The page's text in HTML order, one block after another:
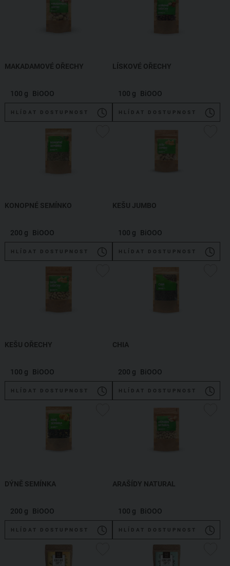
MAKADAMOVÉ OŘECHY
100 g BiOOO
HLÍDAT DOSTUPNOST
LÍSKOVÉ OŘECHY
100 g BiOOO
HLÍDAT DOSTUPNOST
KONOPNÉ SEMÍNKO
200 g BiOOO
HLÍDAT DOSTUPNOST
KEŠU JUMBO
100 g BiOOO
HLÍDAT DOSTUPNOST
KEŠU OŘECHY
100 g BiOOO
HLÍDAT DOSTUPNOST
CHIA
200 g BiOOO
HLÍDAT DOSTUPNOST
DÝNĚ SEMÍNKA
200 g BiOOO
HLÍDAT DOSTUPNOST
ARAŠÍDY NATURAL
100 g BiOOO
HLÍDAT DOSTUPNOST